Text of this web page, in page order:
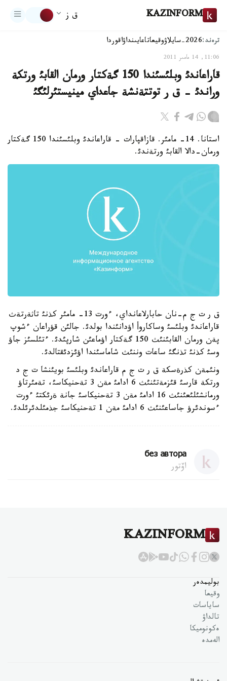
KAZINFORM ق ز
ترەند:2026-سايلاۋ وقيعاتاعايىنداۋاقوردا
11:06, 14 مامىر 2011
قاراعاندئ وبلئسئندا 150 گةكتار ورمان القابئ ورتكة
وراندئ - ق ر توتتةنشة جاعداي مينيستئرلئگئ
استانا. 14- مامئر. قازاقپارات - قاراعاندئ وبلئسئندا 150 گةكتار
ورمان-دالا القابئ ورتةندئ.
ق ر ت ج م-نان حابارلاعانداي، ءورت 13- مامئر كذنئ تاثةرتةث
قاراعاندئ وبلئسئ وساكاروأ اؤدانئندا بولدئ. جالئن قؤراعان ءشوپ
پةن ورمان القابئنئث 150 گةكتار اؤماعئن شارپئدئ. ءتئلسئز جاؤ
وسئ كذنئ تذنگئ ساعات وننئث شاماسئندا اؤئزدئقتالدئ.
ونئمةن كذرةسكة ق ر ت ج م قاراعاندئ وبلئسئ بويئنشا ت ج د
ورتكة قارسئ قئزمةتئنئث 6 ادامئ مةن 3 تةحنيكاسئ، تةمئرتاؤ
ورمانشئلئعئنئث 16 ادامئ مةن 3 تةحنيكاسئ جانة ةرئكتئ ءورت
ءسوندئرؤ جاساعئنئث 6 ادامئ مةن 1 تةحنيكاسئ جذمئلدئرئلدئ.
без автора
اۆتور
KAZINFORM
بوليمدەر
وقيعا
ساياسات
تالداۋ
ەكونوميكا
الەمدە